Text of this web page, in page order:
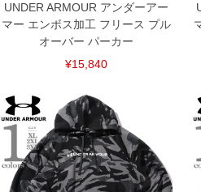
DETAIL
UNDER ARMOUR アンダーアー
マー エンボス加工 フリース プル
オーバー パーカー
¥15,840